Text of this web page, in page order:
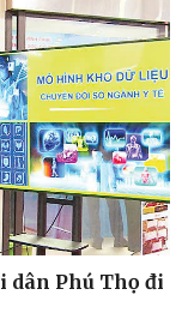
dân Phú Thọ đi